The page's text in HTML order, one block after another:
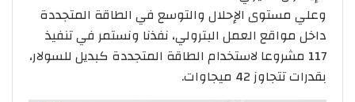
وعلي مستوى الإحلال والتوسع في الطاقة المتجددة
داخل مواقع العمل البترولي، نفذنا ونستمر في تنفيذ
117 مشروعا لاستخدام الطاقة المتجددة كبديل للسولار،
بقدرات تتجاوز 42 ميجاوات.